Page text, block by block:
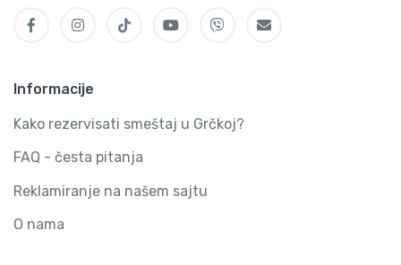
Informacije
Kako rezervisati smeštaj u Grčkoj?
FAQ - česta pitanja
Reklamiranje na našem sajtu
O nama